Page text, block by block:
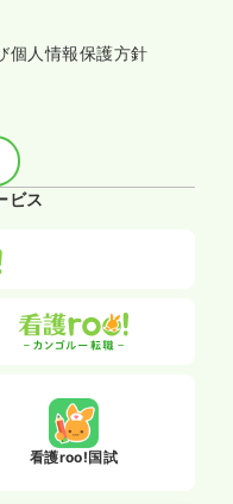
個人情報保護方針
ビス
看護roo!国試